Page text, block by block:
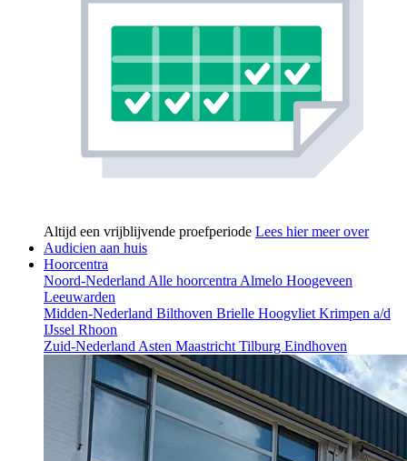
Altijd een vrijblijvende proefperiode Lees hier meer over
Audicien aan huis
Hoorcentra
Noord-NederlandAlle hoorcentraAlmelo Hoogeveen
Leeuwarden
Midden-Nederland Bilthoven Brielle HoogvlietKrimpen a/d
IJssel Rhoon
Zuid-NederlandAsten MaastrichtTilburg Eindhoven